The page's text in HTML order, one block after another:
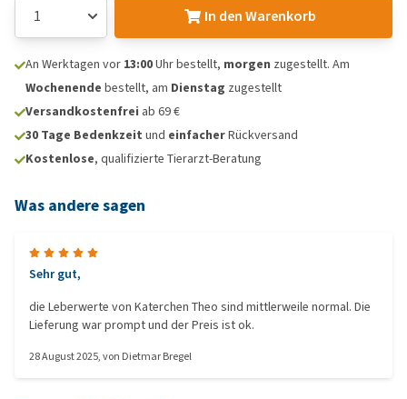
In den Warenkorb
An Werktagen vor 13:00Uhr bestellt, morgen zugestellt. Am
Wochenende bestellt, am Dienstag zugestellt
Versandkostenfrei ab 69 €
30 Tage Bedenkzeit und einfacherRückversand
Kostenlose, qualifizierte Tierarzt-Beratung
Was andere sagen
Sehr gut,
die Leberwerte von Katerchen Theo sind mittlerweile normal. Die
Lieferung war prompt und der Preis ist ok.
28 August 2025, von Dietmar Bregel